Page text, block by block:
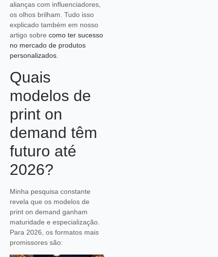
alianças com influenciadores,
os olhos brilham. Tudo isso
explicado também em nosso
artigo sobre como ter sucesso
no mercado de produtos
personalizados.
Quais
modelos de
print on
demand têm
futuro até
2026?
Minha pesquisa constante
revela que os modelos de
print on demand ganham
maturidade e especialização.
Para 2026, os formatos mais
promissores são: